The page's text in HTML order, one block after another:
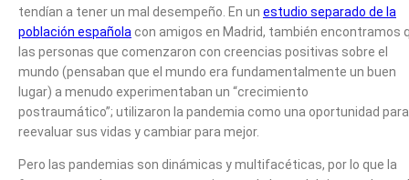
tendían a tener un mal desempeño. En un estudio separado de la
población española con amigos en Madrid, también encontramos
las personas que comenzaron con creencias positivas sobre el
mundo (pensaban que el mundo era fundamentalmente un buen
lugar) a menudo experimentaban un “crecimiento
postraumático”; utilizaron la pandemia como una oportunidad para
reevaluar sus vidas y cambiar para mejor.
Pero las pandemias son dinámicas y multifacéticas, por lo que la